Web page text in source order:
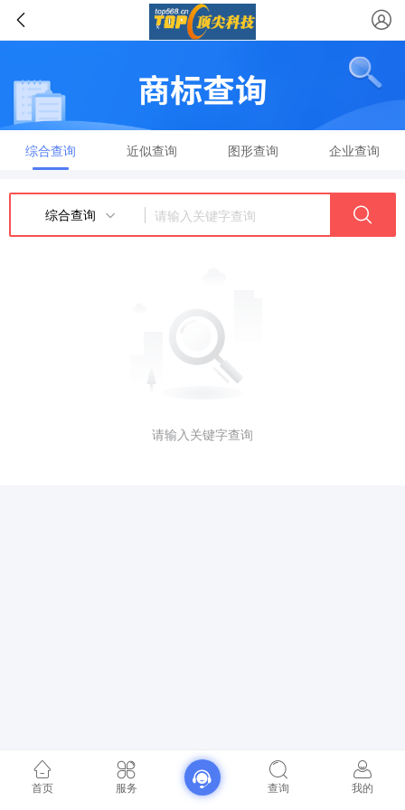
综合查询 近似查询 图形查询 企业查询
综合查询
请输入关键字查询
首页 服务 查询 我的